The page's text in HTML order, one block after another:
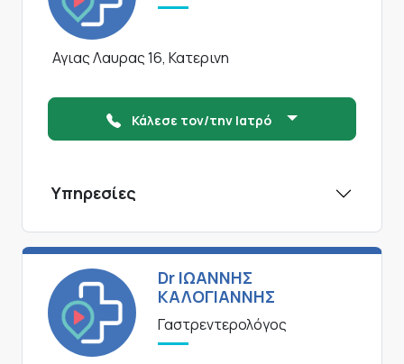
Αγιας Λαυρας 16, Κατερινη
Κάλεσε τον/την Ιατρό
Υπηρεσίες
Dr ΙΩΑΝΝΗΣ
ΚΑΛΟΓΙΑΝΝΗΣ
Γαστρεντερολόγος